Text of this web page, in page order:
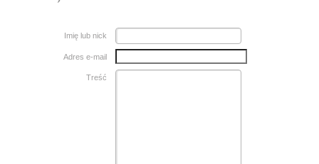
Imię lub nick
Adres e-mail
Treść